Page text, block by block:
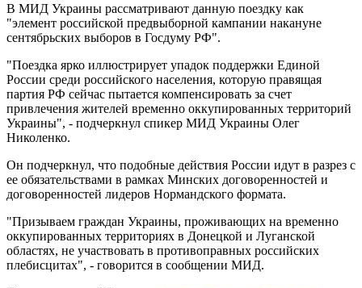
В МИД Украины рассматривают данную поездку как
"элемент российской предвыборной кампании накануне
сентябрьских выборов в Госдуму РФ".
"Поездка ярко иллюстрирует упадок поддержки Единой
России среди российского населения, которую правящая
партия РФ сейчас пытается компенсировать за счет
привлечения жителей временно оккупированных территорий
Украины", - подчеркнул спикер МИД Украины Олег
Николенко.
Он подчеркнул, что подобные действия России идут в разрез с
ее обязательствами в рамках Минских договоренностей и
договоренностей лидеров Нормандского формата.
"Призываем граждан Украины, проживающих на временно
оккупированных территориях в Донецкой и Луганской
областях, не участвовать в противоправных российских
плебисцитах", - говорится в сообщении МИД.